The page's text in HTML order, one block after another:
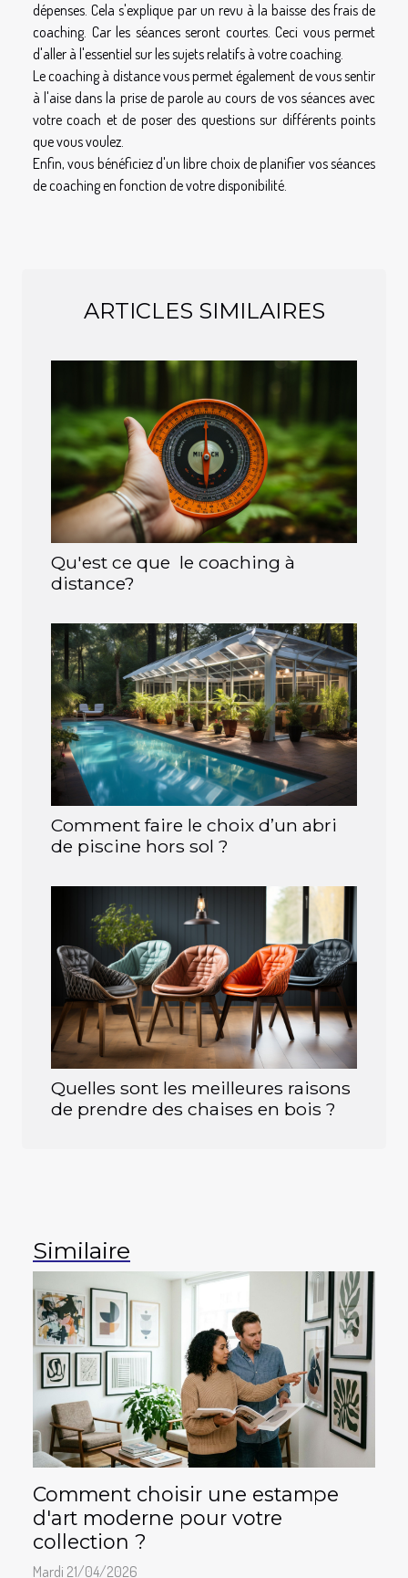
dépenses. Cela s'explique par un revu à la baisse des frais de
coaching. Car les séances seront courtes. Ceci vous permet
d'aller à l'essentiel sur les sujets relatifs à votre coaching.
Le coaching à distance vous permet également de vous sentir
à l'aise dans la prise de parole au cours de vos séances avec
votre coach et de poser des questions sur différents points
que vous voulez.
Enfin, vous bénéficiez d'un libre choix de planifier vos séances
de coaching en fonction de votre disponibilité.
ARTICLES SIMILAIRES
Qu'est ce que le coaching à
distance?
Comment faire le choix d’un abri
de piscine hors sol ?
Quelles sont les meilleures raisons
de prendre des chaises en bois ?
Similaire
Comment choisir une estampe
d'art moderne pour votre
collection ?
Mardi 21/04/2026